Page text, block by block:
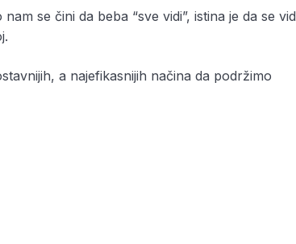
se čini da beba “sve vidi”, istina je da se vid
a najefikasnijih načina da podržimo